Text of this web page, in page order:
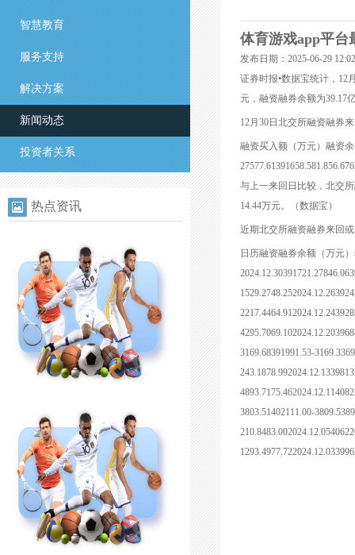
智慧教育
服务支持
解决方案
新闻动态
投资者关系
热点资讯
体育游戏app平台
发布日期：2025-06-29
证券时报•数据宝统计，12
元，融资融券余额为39.17
12月30日北交所融资融券
融资买入额（万元）融资
与上一来回日比较，北交
14.44万元。（数据宝）
近期北交所融资融券来回
日历融资融券余额（万元
3169.68391991.53-
3803.51402111.00-